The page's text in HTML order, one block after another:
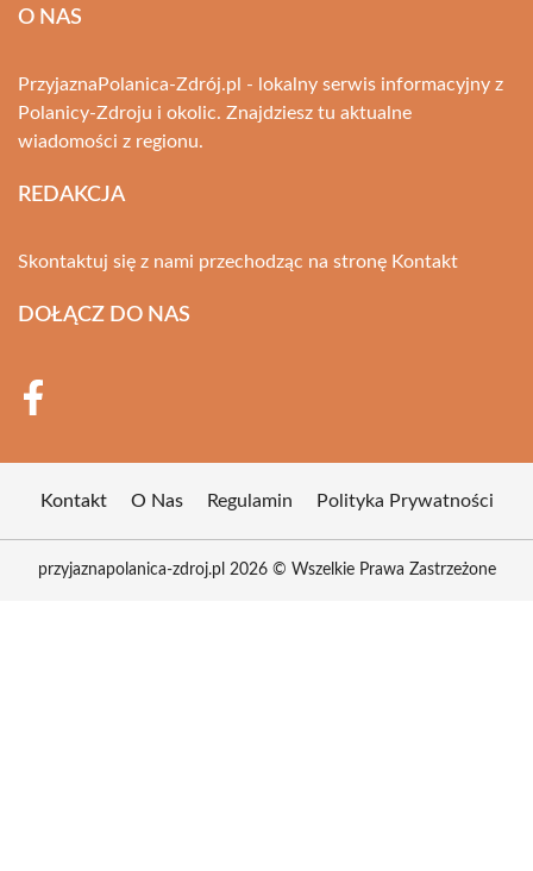
O NAS
PrzyjaznaPolanica-Zdrój.pl - lokalny serwis informacyjny z
Polanicy-Zdroju i okolic. Znajdziesz tu aktualne
wiadomości z regionu.
REDAKCJA
Skontaktuj się z nami przechodząc na stronę Kontakt
DOŁĄCZ DO NAS
Kontakt O Nas Regulamin Polityka Prywatności
przyjaznapolanica-zdroj.pl 2026 © Wszelkie Prawa Zastrzeżone